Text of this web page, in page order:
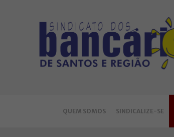
QUEM SOMOS SINDICALIZE-SE